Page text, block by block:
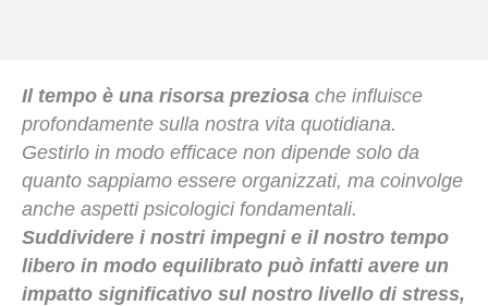
Il tempo è una risorsa preziosa che influisce
profondamente sulla nostra vita quotidiana.
Gestirlo in modo efficace non dipende solo da
quanto sappiamo essere organizzati, ma coinvolge
anche aspetti psicologici fondamentali.
Suddividere i nostri impegni e il nostro tempo
libero in modo equilibrato può infatti avere un
impatto significativo sul nostro livello di stress,